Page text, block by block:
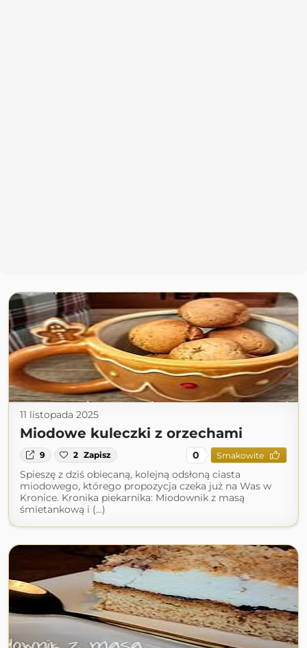
11 listopada 2025
Miodowe kuleczki z orzechami
9 2 Zapisz 0 Smakowite
Spieszę z dziś obiecaną, kolejną odsłoną ciasta
miodowego, którego propozycja czeka już na Was w
Kronice. Kronika piekarnika: Miodownik z masą
śmietankową i (...)